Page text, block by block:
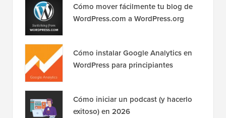
Cómo mover fácilmente tu blog de
WordPress.com a WordPress.org
Cómo instalar Google Analytics en
WordPress para principiantes
Cómo iniciar un podcast (y hacerlo
exitoso) en 2026